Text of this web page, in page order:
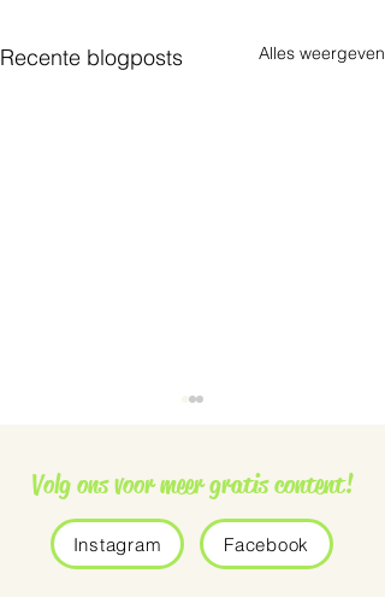
Recente blogposts Alles weergeven
Grauwe vliegenvanger
Volg ons voor meer gratis content!
Instagram Facebook